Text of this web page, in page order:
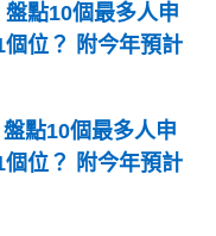
點10個最多人申
位？ 附今年預計
點10個最多人申
位？ 附今年預計